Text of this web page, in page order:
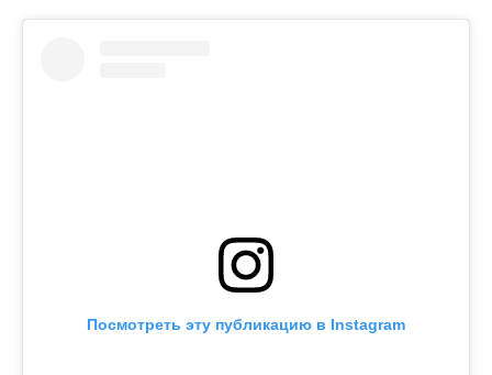
Посмотреть эту публикацию в Instagram